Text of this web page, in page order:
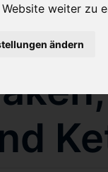
weiter zu
ändern
und Ketten